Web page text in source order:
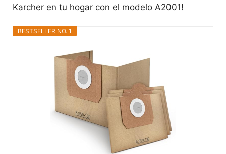
Karcher en tu hogar con el modelo A2001!
BESTSELLER NO. 1